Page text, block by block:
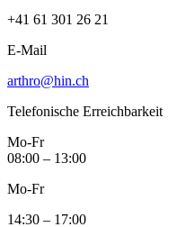
+41 61 301 26 21
E-Mail
arthro@hin.ch
Telefonische Erreichbarkeit
Mo-Fr
08:00 – 13:00
Mo-Fr
14:30 – 17:00